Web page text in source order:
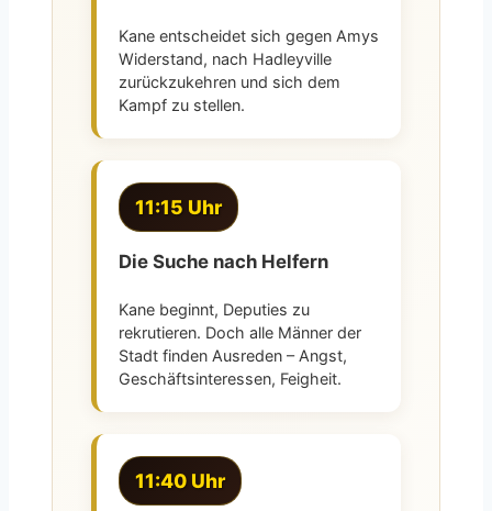
Kane entscheidet sich gegen Amys
Widerstand, nach Hadleyville
zurückzukehren und sich dem
Kampf zu stellen.
11:15 Uhr
Die Suche nach Helfern
Kane beginnt, Deputies zu
rekrutieren. Doch alle Männer der
Stadt finden Ausreden – Angst,
Geschäftsinteressen, Feigheit.
11:40 Uhr